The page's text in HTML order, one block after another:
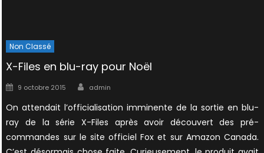
Non Classé
X-Files en blu-ray pour Noël
Posted
9 octobre 2015 Author
admin
On attendait l’officialisation imminente de la sortie en blu-
ray de la série X-Files après avoir découvert des pré-
commandes sur le site officiel Fox et sur Amazon Canada.